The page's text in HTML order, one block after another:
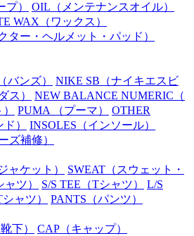
プ） OIL （メンテナンスオイル）
WAX （ワックス）
ター・ヘルメット・パッド）
（バンズ） NIKE SB （ナイキエスビ
ス） NEW BALANCE NUMERIC （
PUMA （プーマ）
OTHER
） INSOLES （インソール）
ズ補修）
ャケット） SWEAT （スウェット・
ャツ） S/S TEE （Tシャツ）
L/S
ャツ） PANTS （パンツ）
靴下） CAP （キャップ）